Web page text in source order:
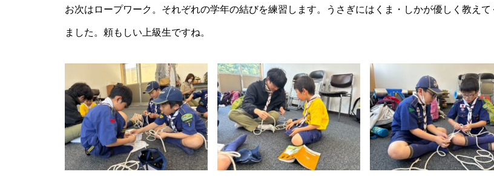
お次はロープワーク。それぞれの学年の結びを練習します。うさぎにはくま・しかが優しく教えて
ました。頼もしい上級生ですね。